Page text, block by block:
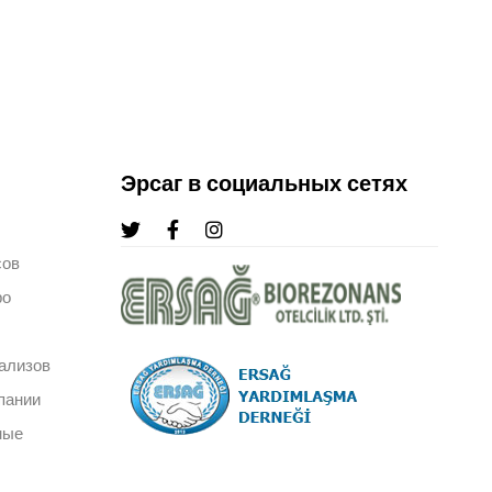
Эрсаг в социальных сетях